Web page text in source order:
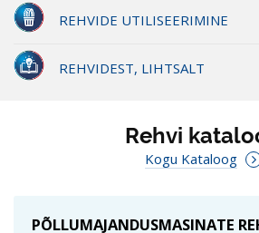
REHVIDE UTILISEERIMINE
REHVIDEST, LIHTSALT
Rehvi
Kogu Kataloog
PÕLLUMAJANDUSMASINATE